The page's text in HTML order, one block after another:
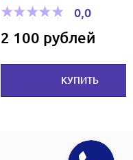
0,0
2 100 рублей
КУПИТЬ